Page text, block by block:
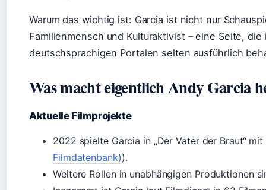
Warum das wichtig ist: Garcia ist nicht nur
Familienmensch und Kulturaktivist – eine Seite, die
deutschsprachigen Portalen selten ausführlich
Was macht eigentlich Andy Garcia
Aktuelle Filmprojekte
2022 spielte Garcia in „Der Vater der Braut“ mit
Filmdatenbank)).
Weitere Rollen in unabhängigen Produktionen